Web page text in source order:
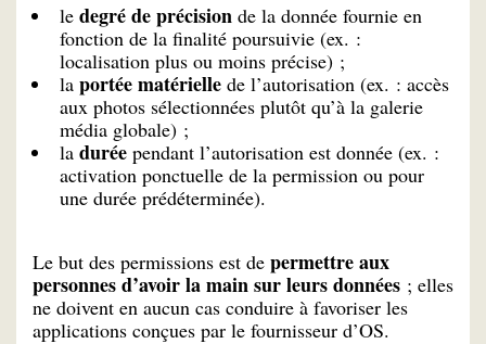
le degré de précision de la donnée fournie en
fonction de la finalité poursuivie (ex. :
localisation plus ou moins précise) ;
la portée matérielle de l’autorisation (ex. : accès
aux photos sélectionnées plutôt qu’à la galerie
média globale) ;
la durée pendant l’autorisation est donnée (ex. :
activation ponctuelle de la permission ou pour
une durée prédéterminée).
Le but des permissions est de permettre aux
personnes d’avoir la main sur leurs données ; elles
ne doivent en aucun cas conduire à favoriser les
applications conçues par le fournisseur d’OS.